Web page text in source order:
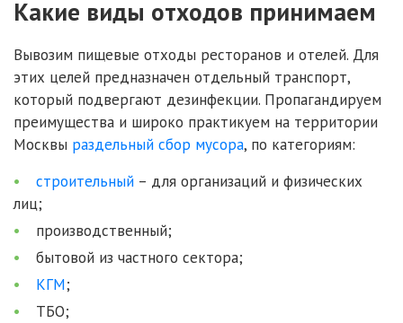
Какие виды отходов принимаем
Вывозим пищевые отходы ресторанов и отелей. Для
этих целей предназначен отдельный транспорт,
который подвергают дезинфекции. Пропагандируем
преимущества и широко практикуем на территории
Москвы раздельный сбор мусора, по категориям:
строительный – для организаций и физических
лиц;
производственный;
бытовой из частного сектора;
КГМ;
ТБО;